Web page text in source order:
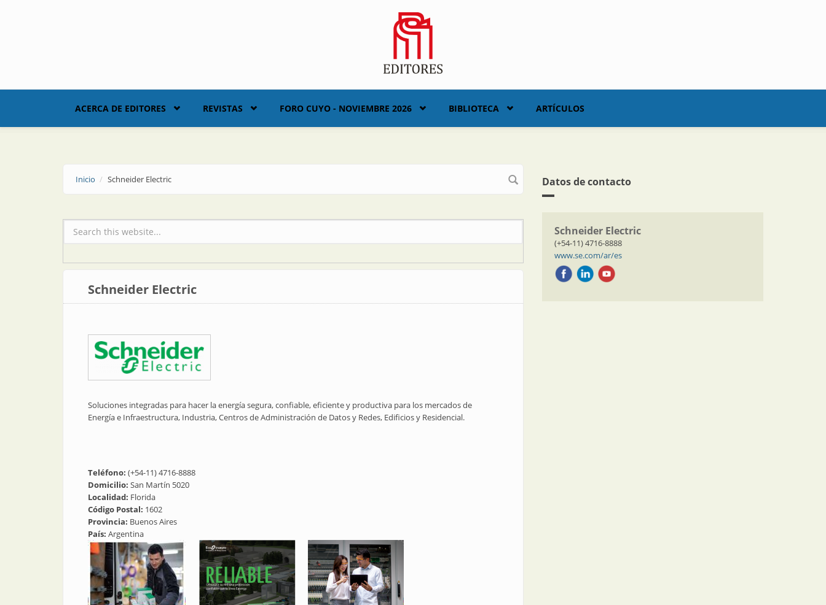
ACERCA DE EDITORES REVISTAS FORO CUYO - NOVIEMBRE 2026 BIBLIOTECA ARTÍCULOS
Inicio Schneider Electric
Formulario de búsqueda
Schneider Electric
Soluciones integradas para hacer la energía segura, confiable, eficiente y productiva para los mercados de
Energía e Infraestructura, Industria, Centros de Administración de Datos y Redes, Edificios y Residencial.
Teléfono: (+54-11) 4716-8888
Domicilio: San Martín 5020
Localidad: Florida
Código Postal: 1602
Provincia: Buenos Aires
País: Argentina
Datos de contacto
Schneider Electric
(+54-11) 4716-8888
www.se.com/ar/es